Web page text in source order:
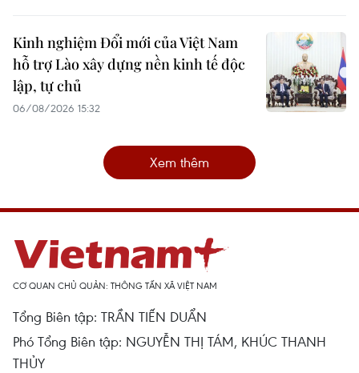
Kinh nghiệm Đổi mới của Việt Nam
hỗ trợ Lào xây dựng nền kinh tế độc
lập, tự chủ
06/08/2026 15:32
Xem thêm
CƠ QUAN CHỦ QUẢN: THÔNG TẤN XÃ VIỆT NAM
Tổng Biên tập: TRẦN TIẾN DUẨN
Phó Tổng Biên tập: NGUYỄN THỊ TÁM, KHÚC THANH
THỦY